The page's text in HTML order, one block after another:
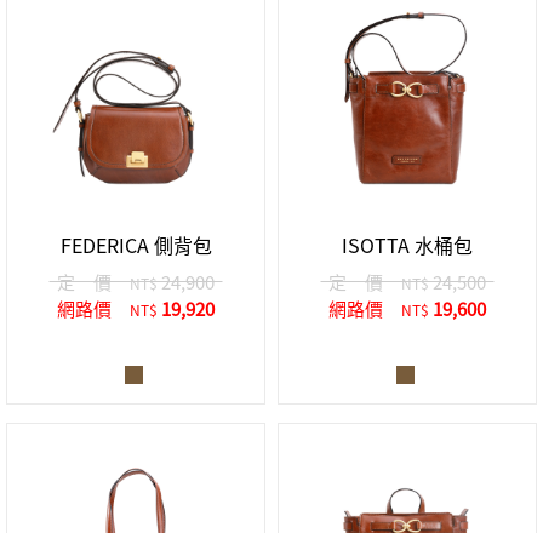
FEDERICA 側背包
定 價 NT$24,900
網路價
NT$ 19,920
ISOTTA 水桶包
定 價 NT$24,500
網路價
NT$ 19,600